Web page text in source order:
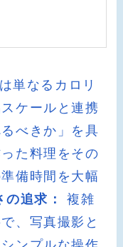
単なるカロリ
ケールと連携
べきか」を具
た料理をその
備時間を大幅
追求：
複雑
、写真撮影と